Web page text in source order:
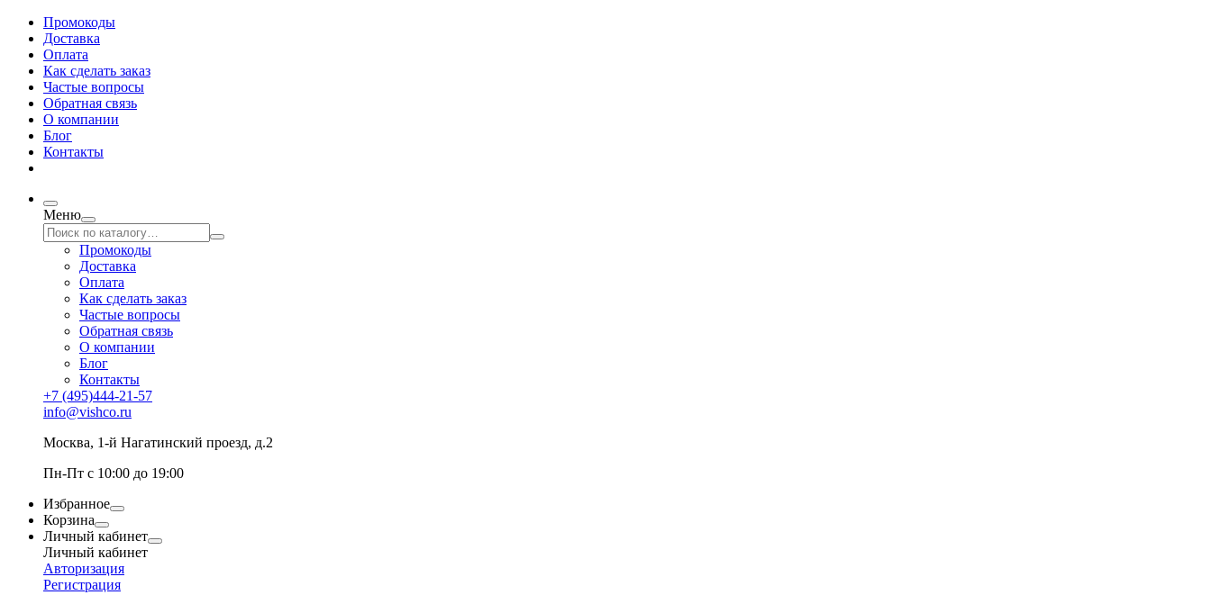
Промокоды
Доставка
Оплата
Как сделать заказ
Частые вопросы
Обратная связь
О компании
Блог
Контакты
Меню
Промокоды
Доставка
Оплата
Как сделать заказ
Частые вопросы
Обратная связь
О компании
Блог
Контакты
+7 (495)444-21-57
info@vishco.ru
Москва, 1-й Нагатинский проезд, д.2
Пн-Пт с 10:00 до 19:00
Избранное
Корзина
Личный кабинет
Личный кабинет
Авторизация
Регистрация